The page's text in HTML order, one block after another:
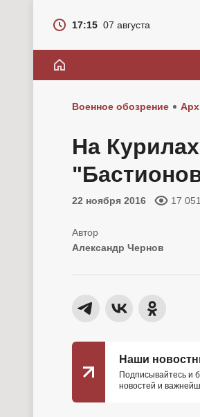
17:15 07 августа
Военное обозрение
На
22 ноября 2016 17 051
Александр Чернов
Наши
Подписывайтесь и
новостей и